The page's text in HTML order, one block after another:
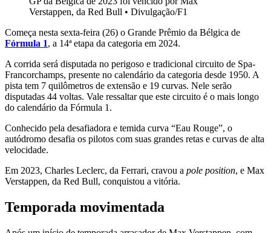
Verstappen, da Red Bull • Divulgação/F1
Começa nesta sexta-feira (26) o Grande Prêmio da Bélgica de
Fórmula 1, a 14ª etapa da categoria em 2024.
A corrida será disputada no perigoso e tradicional circuito de Spa-
Francorchamps, presente no calendário da categoria desde 1950. A
pista tem 7 quilômetros de extensão e 19 curvas. Nele serão
disputadas 44 voltas. Vale ressaltar que este circuito é o mais longo
do calendário da Fórmula 1.
Conhecido pela desafiadora e temida curva “Eau Rouge”, o
autódromo desafia os pilotos com suas grandes retas e curvas de alta
velocidade.
Em 2023, Charles Leclerc, da Ferrari, cravou a pole position, e Max
Verstappen, da Red Bull, conquistou a vitória.
Temporada movimentada